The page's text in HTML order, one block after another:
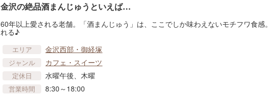
金沢の絶品酒まんじゅうといえば…
60年以上愛される老舗。「酒まんじゅう」は、ここでしか味わえないモチフワ食
れる♪
エリア 金沢西部・御経塚
ジャンル カフェ・スイーツ
定休日 水曜午後、木曜
営業時間 8:30～18:00